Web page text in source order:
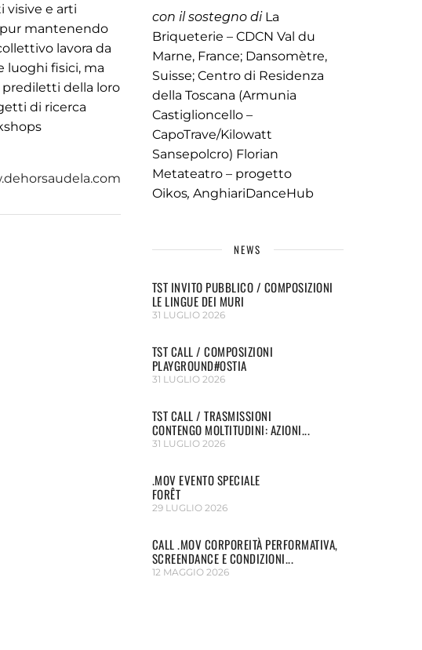
visive e arti
mantenendo
lavora da
luoghi fisici, ma
prediletti della loro
di ricerca
con il sostegno di La
Briqueterie – CDCN Val du
Marne, France; Dansomètre,
Suisse; Centro di Residenza
della Toscana (Armunia
Castiglioncello –
CapoTrave/Kilowatt
Sansepolcro) Florian
Metateatro – progetto
Oikos, AnghiariDanceHub
NEWS
TST INVITO PUBBLICO / COMPOSIZIONI
LE LINGUE DEI MURI
31 LUGLIO 2026
TST CALL / COMPOSIZIONI
PLAYGROUND#OSTIA
31 LUGLIO 2026
TST CALL / TRASMISSIONI
CONTENGO MOLTITUDINI: AZIONI...
31 LUGLIO 2026
.MOV EVENTO SPECIALE
FORÊT
29 LUGLIO 2026
CALL .MOV CORPOREITÀ PERFORMATIVA,
SCREENDANCE E CONDIZIONI...
12 MAGGIO 2026